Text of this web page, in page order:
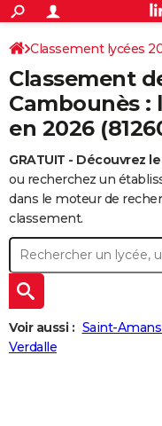
ACTUALITÉS
Politique
Société
Faits Divers
Education
Monde
Villes
+
SPORT
Coupe du monde 2026
Football
Tennis
Cyclisme
Rugby
Forum
CULTURE
Programme TV
TNT
Streaming
Cinéma
Sorties cinéma
Musique
+
FINANCE
Retraite
Impôts
Epargne
Immobilier
Risques naturels par ville
Banque
Assurance
Crédit
AUTO
Essais
Réserver un essai
Citadines
Berlines
SUV
Forum auto
+
HIGH-TECH
BRICOLAGE
Forum
Aménagement intérieur
Extérieur
Cuisine
Salle de bains
Jardinage
Rangement
+WEEK-END
Guides de France
Escapades
Patrimoine
Expositions
Musées
Week-end nature
+
LIFESTYLE
Art de vivre
Bien-être
Loisirs
Mode
Modes de vie
+SANTE
Classement lycées
Classement
Cambounès :
en 2026
GRATUIT - Découvrez
ou recherchez un
dans le moteur de
classement.
Voir aussi : Saint-
Verdalle